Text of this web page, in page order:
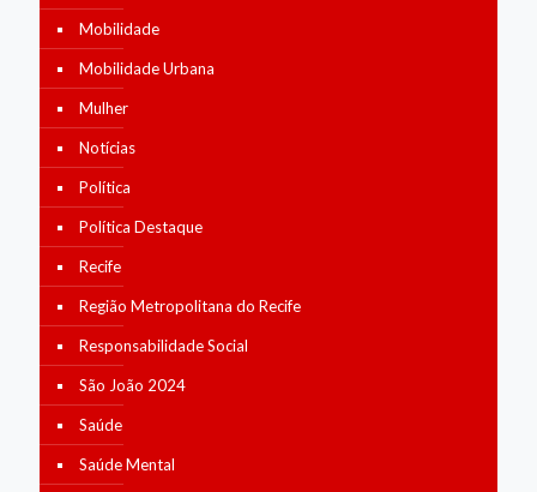
Mobilidade
Mobilidade Urbana
Mulher
Notícias
Política
Política Destaque
Recife
Região Metropolitana do Recife
Responsabilidade Social
São João 2024
Saúde
Saúde Mental